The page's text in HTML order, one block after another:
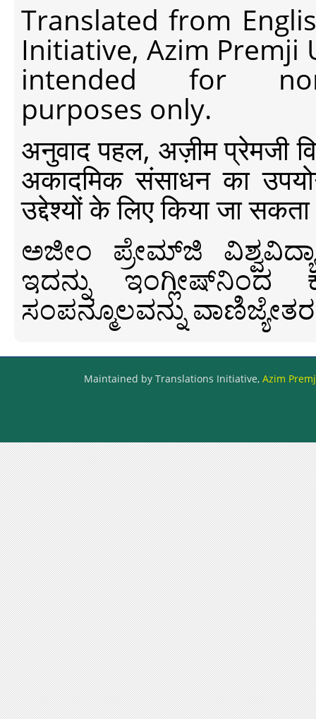
Translated from
Initiative, Azim Premji
intended for non-
purposes only.
अनुवाद पहल, अज़ीम प्रेमजी
अकादमिक संसाधन का
उद्देश्यों के लिए किया जा
ಅಜೀಂ ಪ್ರೇಮ್‍ಜಿ
ಇದನ್ನು ಇಂಗ್ಲೀಷ್‍ನಿಂದ
ಸಂಪನ್ಮೂಲವನ್ನು
Maintained by Translations Initiative, Azim